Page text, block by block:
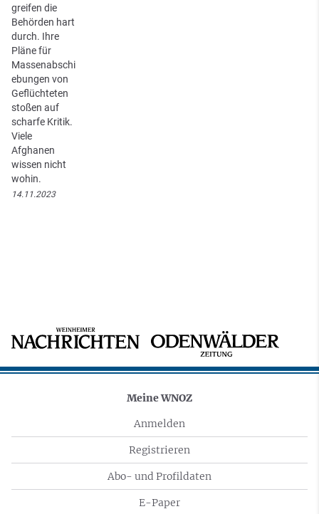
greifen die
Behörden hart
durch. Ihre
Pläne für
Massenabschi
ebungen von
Geflüchteten
stoßen auf
scharfe Kritik.
Viele
Afghanen
wissen nicht
wohin.
14.11.2023
Meine WNOZ
Anmelden
Registrieren
Abo- und Profildaten
E-Paper